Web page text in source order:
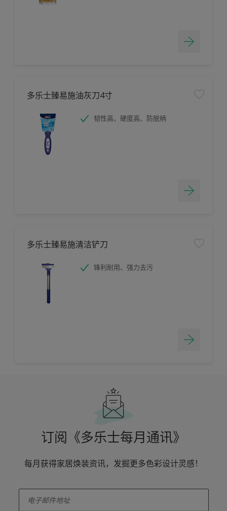
多乐士臻易施油灰刀4寸
韧性高、硬度高、防脱柄
多乐士臻易施清洁铲刀
锋利耐用、强力去污
订阅《多乐士每月通讯》
每月获得家居焕装资讯，发掘更多色彩设计灵感！